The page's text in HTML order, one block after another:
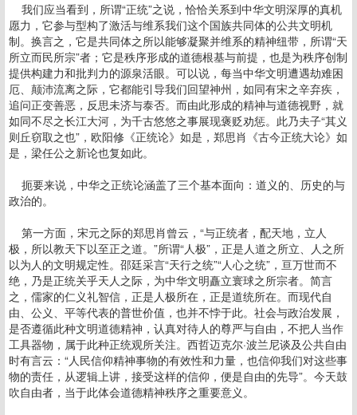
我们应当看到，所谓“正统”之说，恰恰关系到中华文明深厚的真机
愿力，它参与型构了激活与维系我们这个国族共同体的公共文明机
制。换言之，它是共同体之所以能够凝聚并维系的精神纽带，所谓“天
所立而民所宗”者；它是秩序形成的道德根基与前提，也是为秩序创制
提供构建力和批判力的源泉活眼。可以说，每当中华文明遭遇劫难困
厄、颠沛流离之际，它都能引导我们回望神州，如同有宋之辛弃疾，
追问正变善恶，反思未济与泰否。而由此形成的精神与道德视野，就
如同不尽之长江大河，为千古悠悠之事展现褒贬劝惩。此乃夫子“其义
则丘窃取之也”，欧阳修《正统论》如是，郑思肖《古今正统大论》如
是，梁任公之新论也复如此。
扼要来说，中华之正统论涵盖了三个基本面向：道义的、历史的与
政治的。
第一方面，宋元之际的郑思肖曾云，“与正统者，配天地，立人
极，所以教天下以至正之道。”所谓“人极”，正是人道之所立、人之所
以为人的文明规定性。邵廷采言“天行之统”“人心之统”，亘万世而不
绝，乃是正统关乎天人之际，为中华文明矗立寰球之所宗者。简言
之，儒家的仁义礼智信，正是人极所在，正是道统所在。而现代自
由、公义、平等代表的普世价值，也并不悖于此。社会与政治发展，
是否遵循此种文明道德精神，认真对待人的尊严与自由，不把人当作
工具器物，属于此种正统观所关注。西哲迈克尔·波兰尼谈及公共自由
时有言云：“人民信仰精神事物的有效性和力量，也信仰我们对这些事
物的责任，从逻辑上讲，接受这样的信仰，便是自由的先导”。今天鼓
吹自由者，当于此体会道德精神秩序之重要意义。